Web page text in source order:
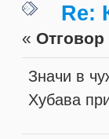
Re:
« Отговор
Значи в
Хубава